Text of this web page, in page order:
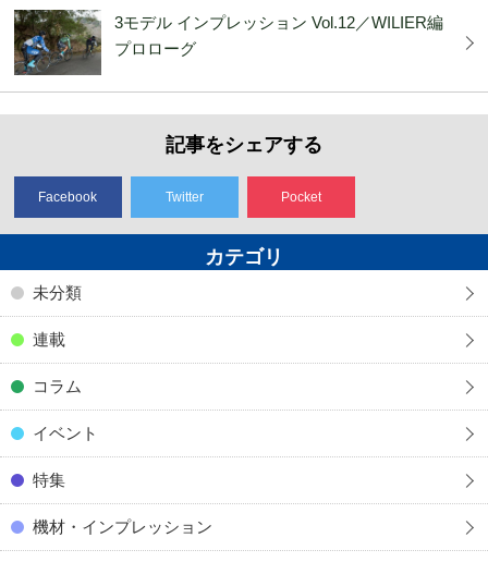
3モデル インプレッション Vol.12／WILIER編
プロローグ
記事をシェアする
Facebook Twitter Pocket
カテゴリ
未分類
連載
コラム
イベント
特集
機材・インプレッション